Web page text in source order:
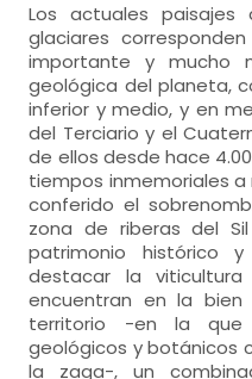
Los actuales
glaciares
importante y mucho
geológica del planeta,
inferior y medio, y en
del Terciario y el
de ellos desde hace
tiempos inmemoriales
conferido el
zona de riberas del
patrimonio histórico
destacar la
encuentran en la bien
territorio -en la que
geológicos y botánicos
la zaga-, un